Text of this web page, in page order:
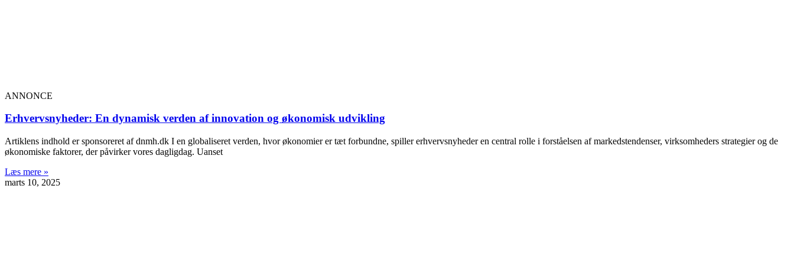
ANNONCE
Erhvervsnyheder: En dynamisk verden af innovation og økonomisk udvikling
Artiklens indhold er sponsoreret af dnmh.dk I en globaliseret verden, hvor økonomier er tæt forbundne, spiller erhvervsnyheder en central rolle i forståelsen af markedstendenser, virksomheders strategier og de
økonomiske faktorer, der påvirker vores dagligdag. Uanset
Læs mere »
marts 10, 2025